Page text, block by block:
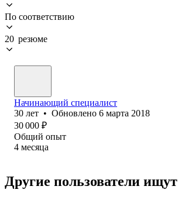
По соответствию
20 резюме
Начинающий специалист
30 лет • Обновлено 6 марта 2018
30 000 ₽
Общий опыт
4 месяца
Другие пользователи ищут